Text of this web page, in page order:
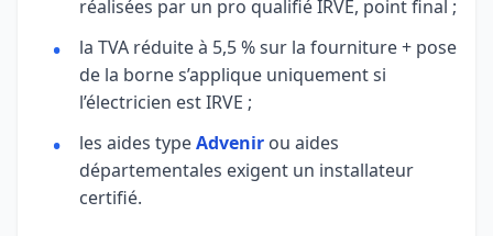
réalisées par un pro qualifié IRVE, point final ;
la TVA réduite à 5,5 % sur la fourniture + pose
de la borne s’applique uniquement si
l’électricien est IRVE ;
les aides typeAdvenir ou aides
départementales exigent un installateur
certifié.